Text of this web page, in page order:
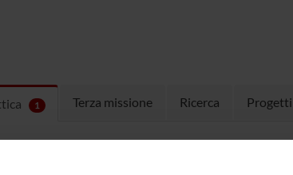
1 Terza missione Ricerca Progetti